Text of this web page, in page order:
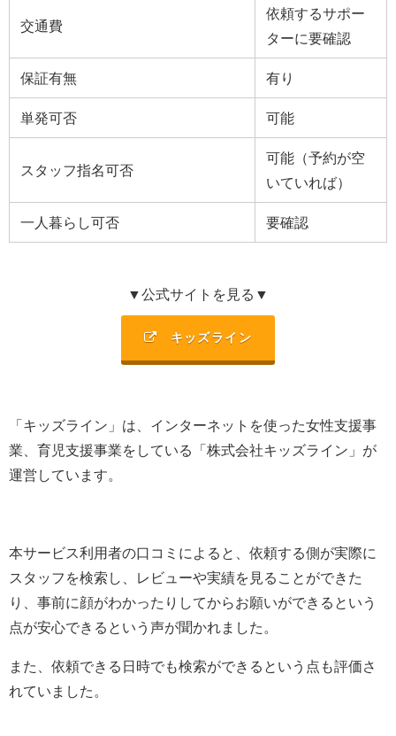
交通費
依頼するサポー
ターに要確認
保証有無 有り
単発可否 可能
スタッフ指名可否
可能（予約が空
いていれば）
一人暮らし可否 要確認
▼公式サイトを見る▼
キッズライン
「キッズライン」は、 インターネットを使った女性支援事
業、育児支援事業を している「 株式会社キッズライン 」が
運営しています。
本サービス利用者の口コミによると、依頼する側が実際に
スタッフを検索し、レビューや実績を見ることができた
り、事前に顔がわかったりしてからお願いができるという
点が安心できるという声が聞かれました。
また、依頼できる日時でも検索ができるという点も評価さ
れていました。